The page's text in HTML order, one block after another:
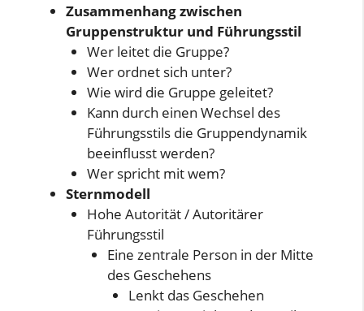
Zusammenhang zwischen
Gruppenstruktur und Führungsstil
Wer leitet die Gruppe?
Wer ordnet sich unter?
Wie wird die Gruppe geleitet?
Kann durch einen Wechsel des
Führungsstils die Gruppendynamik
beeinflusst werden?
Wer spricht mit wem?
Sternmodell
Hohe Autorität / Autoritärer
Führungsstil
Eine zentrale Person in der Mitte
des Geschehens
Lenkt das Geschehen